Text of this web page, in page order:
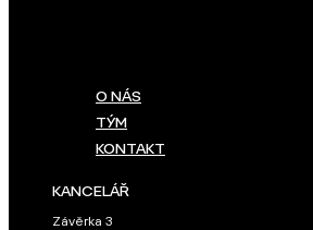
O NÁS
TÝM
KONTAKT
KANCELÁŘ
Závěrka 3